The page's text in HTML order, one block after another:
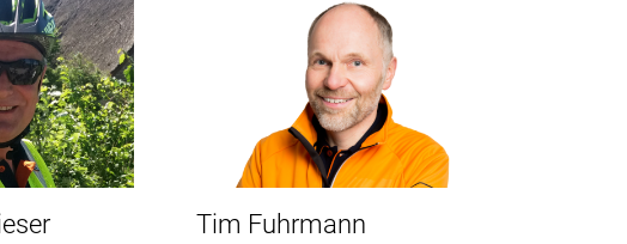
Tim Fuhrmann